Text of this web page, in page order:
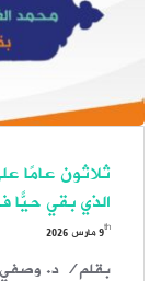
ثلاثون عامًا
الذي بقي حيًّا
9th مارس 2026
بقلم/ د. وصفي